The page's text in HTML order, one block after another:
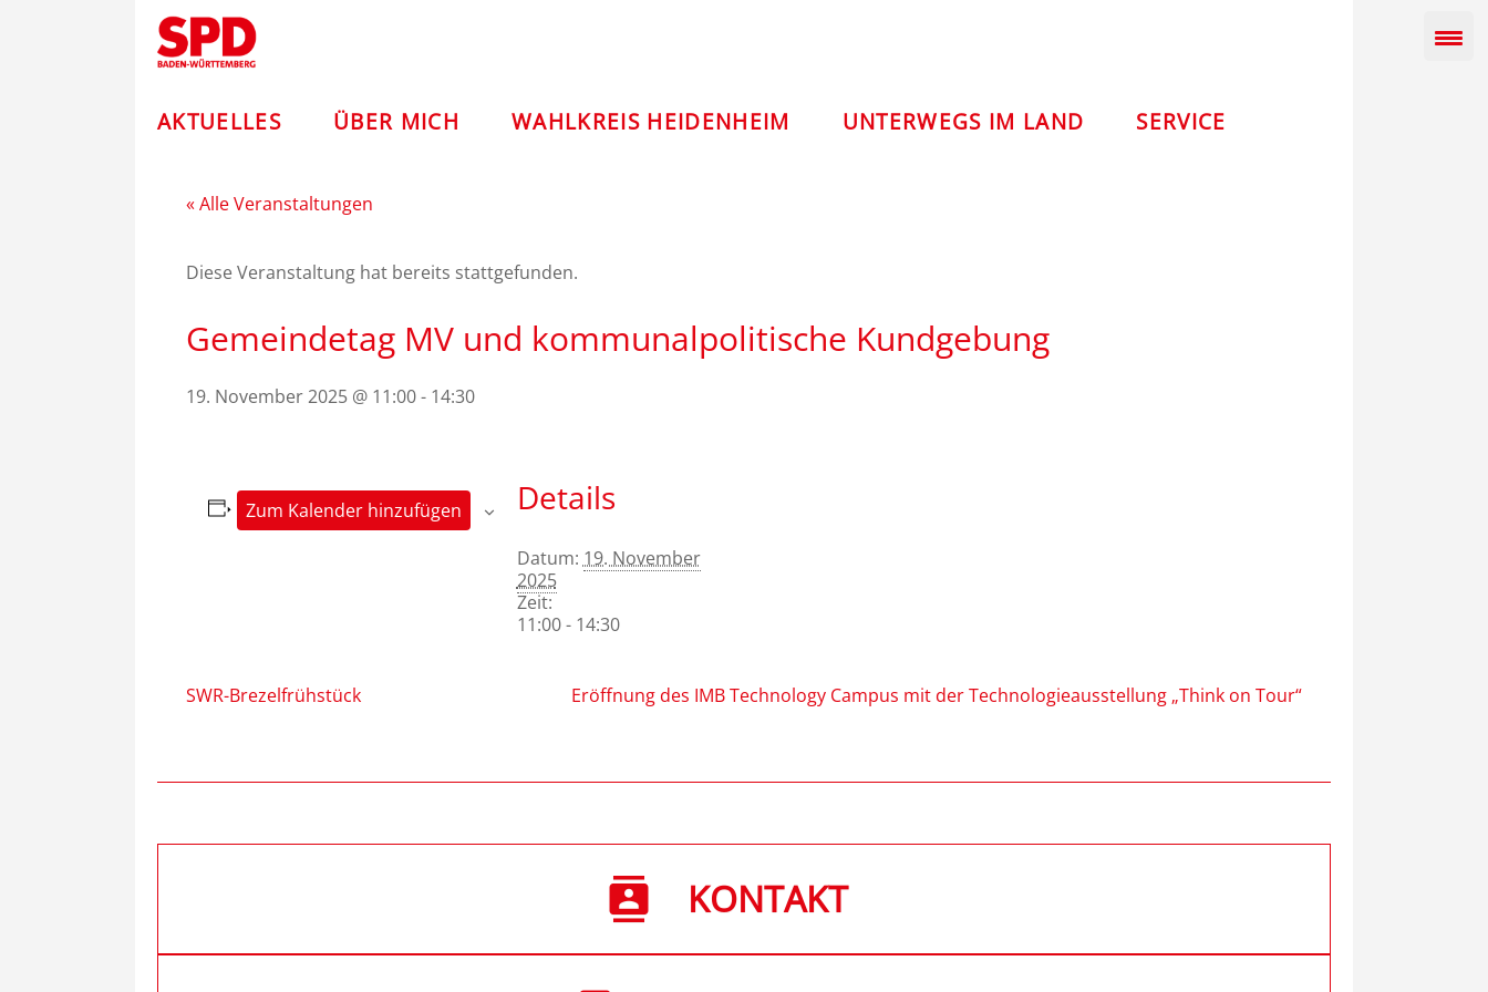
Andreas
AKTUELLES ÜBER MICH WAHLKREIS HEIDENHEIM UNTERWEGS IM LAND SERVICE
« Alle Veranstaltungen
Diese Veranstaltung hat bereits stattgefunden.
Gemeindetag MV und kommunalpolitische Kundgebung
19. November 2025 @ 11:00- 14:30
Zum Kalender hinzufügen Details
Datum: 19. November
2025
Zeit:
11:00 - 14:30
SWR-Brezelfrühstück Eröffnung des IMB Technology Campus mit der Technologieausstellung „Think on Tour“
KONTAKT